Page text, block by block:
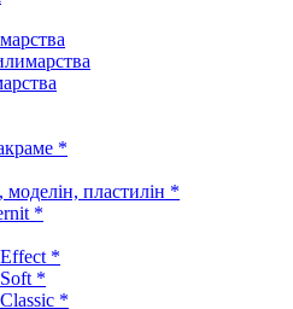
*
пластилін *
*
*
*
*